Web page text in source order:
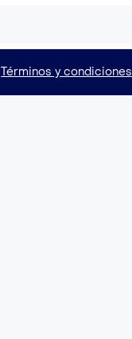
Términos y condiciones